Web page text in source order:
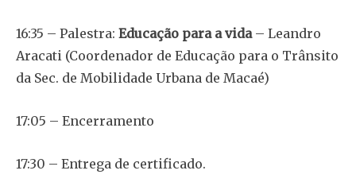
16:35 – Palestra: Educação para a vida– Leandro
Aracati (Coordenador de Educação para o Trânsito
da Sec. de Mobilidade Urbana de Macaé)
17:05 – Encerramento
17:30 – Entrega de certificado.